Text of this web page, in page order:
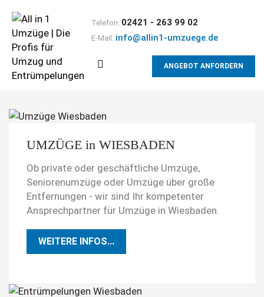
Telefon: 02421 - 263 99 02
E-Mail: info@allin1-umzuege.de
ANGEBOT ANFORDERN
UMZÜGE in WIESBADEN
Ob private oder geschäftliche Umzüge,
Seniorenumzüge oder Umzüge über große
Entfernungen - wir sind Ihr kompetenter
Ansprechpartner für Umzüge in Wiesbaden.
WEITERE INFOS...